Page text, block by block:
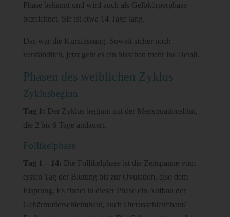
Phase bekannt und wird auch als Gelbkörperphase
bezeichnet. Sie ist etwa 14 Tage lang.
Das war die Kurzfassung. Soweit sicher noch
verständlich, jetzt geht es ein bisschen mehr ins Detail.
Phasen des weiblichen Zyklus
Zyklusbeginn
Tag 1: Der Zyklus beginnt mit der Menstruationsblut,
die 2 bis 6 Tage andauert.
Follikelphase
Tag 1 – 14: Die Follikelphase ist die Zeitspanne vom
ersten Tag der Blutung bis zur Ovulation, also dem
Eisprung. Es findet in dieser Phase ein Aufbau der
Gebärmutterschleimhaut, auch Uterusschleimhaut/